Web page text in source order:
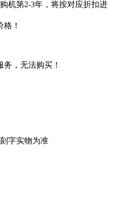
机第2-3年，将按对应折扣进
！
，无法购买！
字实物为准